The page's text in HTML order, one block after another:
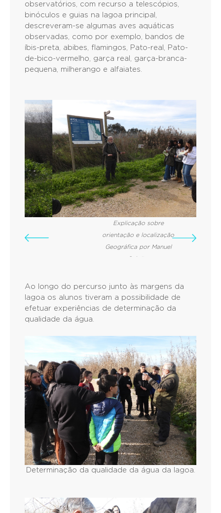
observatórios, com recurso a telescópios,
binóculos e guias na lagoa principal,
descreveram-se algumas aves aquáticas
observadas, como por exemplo, bandos de
íbis-preta, abibes, flamingos, Pato-real, Pato-
de-bico-vermelho, garça real, garça-branca-
pequena, milherango e alfaiates.
Explicação sobre
orientação e localização
Geográfica por Manuel
Ao longo do percurso junto às margens da
lagoa os alunos tiveram a possibilidade de
efetuar experiências de determinação da